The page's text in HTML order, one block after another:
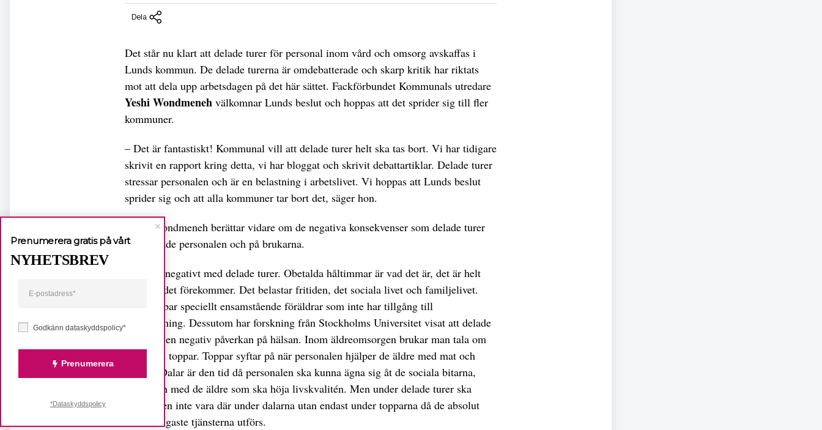
Dela
Det står nu klart att delade turer för personal inom vård och omsorg avskaffas i
Lunds kommun. De delade turerna är omdebatterade och skarp kritik har riktats
mot att dela upp arbetsdagen på det här sättet. Fackförbundet Kommunals utredare
Yeshi Wondmeneh välkomnar Lunds beslut och hoppas att det sprider sig till fler
kommuner.
– Det är fantastiskt! Kommunal vill att delade turer helt ska tas bort. Vi har tidigare
skrivit en rapport kring detta, vi har bloggat och skrivit debattartiklar. Delade turer
stressar personalen och är en belastning i arbetslivet. Vi hoppas att Lunds beslut
sprider sig och att alla kommuner tar bort det, säger hon.
Yeshi Wondmeneh berättar vidare om de negativa konsekvenser som delade turer
har på både personalen och på brukarna.
– Allt är negativt med delade turer. Obetalda håltimmar är vad det är, det är helt
galet att det förekommer. Det belastar fritiden, det sociala livet och familjelivet.
Det drabbar speciellt ensamstående föräldrar som inte har tillgång till
barnpassning. Dessutom har forskning från Stockholms Universitet visat att delade
turer har en negativ påverkan på hälsan. Inom äldreomsorgen brukar man tala om
dalar och toppar. Toppar syftar på när personalen hjälper de äldre med mat och
hygien. Dalar är den tid då personalen ska kunna ägna sig åt de sociala bitarna,
kontakten med de äldre som ska höja livskvalitén. Men under delade turer ska
personalen inte vara där under dalarna utan endast under topparna då de absolut
nödvändigaste tjänsterna utförs.
Godkänn dataskyddspolicy*
Prenumerera
Prenumerera gratis på vårt
NYHETSBREV
*Dataskyddspolicy